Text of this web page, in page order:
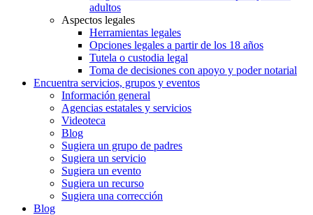
adultos
Aspectos legales
Herramientas legales
Opciones legales a partir de los 18 años
Tutela o custodia legal
Toma de decisiones con apoyo y poder notarial
Encuentra servicios, grupos y eventos
Información general
Agencias estatales y servicios
Videoteca
Blog
Sugiera un grupo de padres
Sugiera un servicio
Sugiera un evento
Sugiera un recurso
Sugiera una corrección
Blog